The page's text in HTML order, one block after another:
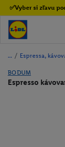
✅Vyber si zľavu
/ Espressa,
BODUM
Espresso